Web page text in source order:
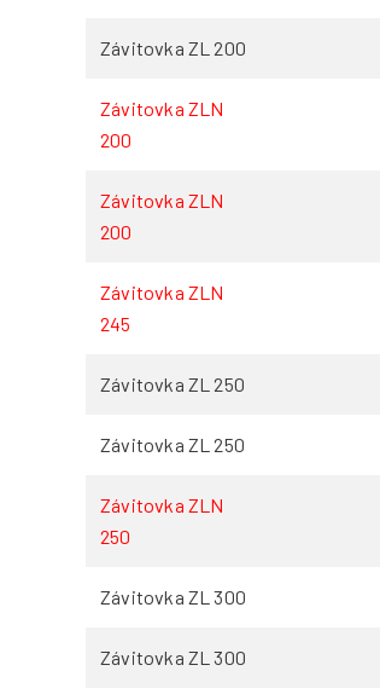
Závitovka ZL 200
Závitovka ZLN
200
Závitovka ZLN
200
Závitovka ZLN
245
Závitovka ZL 250
Závitovka ZL 250
Závitovka ZLN
250
Závitovka ZL 300
Závitovka ZL 300